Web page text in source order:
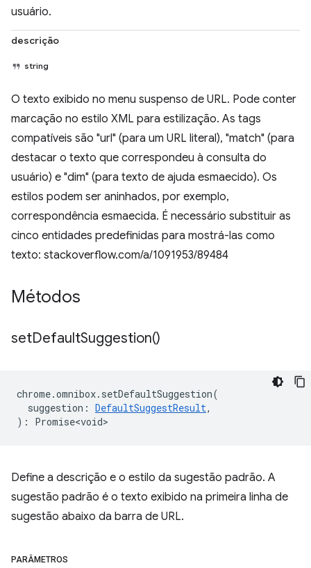
usuário.
descrição
string
O texto exibido no menu suspenso de URL. Pode conter
marcação no estilo XML para estilização. As tags
compatíveis são "url" (para um URL literal), "match" (para
destacar o texto que correspondeu à consulta do
usuário) e "dim" (para texto de ajuda esmaecido). Os
estilos podem ser aninhados, por exemplo,
correspondência esmaecida. É necessário substituir as
cinco entidades predefinidas para mostrá-las como
texto: stackoverflow.com/a/1091953/89484
Métodos
setDefaultSuggestion()
chrome.omnibox. setDefaultSuggestion(
suggestion : DefaultSuggestResult,
) : Promise<void>
Define a descrição e o estilo da sugestão padrão. A
sugestão padrão é o texto exibido na primeira linha de
sugestão abaixo da barra de URL.
PARÂMETROS